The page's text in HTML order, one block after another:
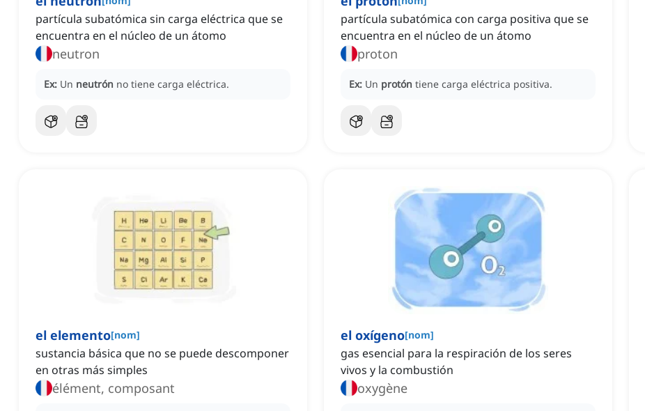
partícula subatómica sin carga eléctrica que se
encuentra en el núcleo de un átomo
neutron
Ex: Un neutrón no tiene carga eléctrica.
partícula subatómica con carga positiva que se
encuentra en el núcleo de un átomo
proton
Ex: Un protón tiene carga eléctrica positiva.
el elemento[nom]
sustancia básica que no se puede descomponer
en otras más simples
élément, composant
el oxígeno[nom]
gas esencial para la respiración de los seres
vivos y la combustión
oxygène